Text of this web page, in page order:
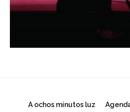
A ochos minutos luz